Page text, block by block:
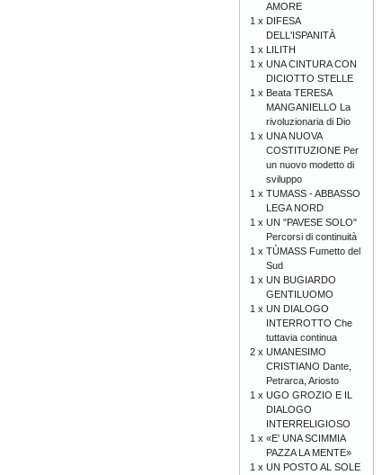
AMORE
1 x DIFESA
DELL'ISPANITÀ
1 x LILITH
1 x UNA CINTURA CON
DICIOTTO STELLE
1 x Beata TERESA
MANGANIELLO La
rivoluzionaria di Dio
1 x UNA NUOVA
COSTITUZIONE Per
un nuovo modetto di
sviluppo
1 x TUMASS - ABBASSO
LEGA NORD
1 x UN "PAVESE SOLO"
Percorsi di continuità
1 x TÙMASS Fumetto del
Sud
1 x UN BUGIARDO
GENTILUOMO
1 x UN DIALOGO
INTERROTTO Che
tuttavia continua
2 x UMANESIMO
CRISTIANO Dante,
Petrarca, Ariosto
1 x UGO GROZIO E IL
DIALOGO
INTERRELIGIOSO
1 x «E' UNA SCIMMIA
PAZZA LA MENTE»
1 x UN POSTO AL SOLE